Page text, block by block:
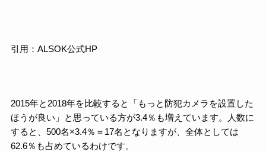
引用：ALSOK公式HP
2015年と2018年を比較すると「もっと防犯カメラを設置した
ほうが良い」と思っている方が3.4％も増えています。人数に
すると、500名×3.4％＝17名となりますが、全体としては
62.6％も占めているわけです。